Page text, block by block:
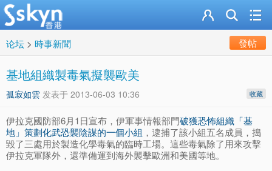
论坛 > 時事新聞 發帖
基地組織製毒氣擬襲歐美
收藏
孤寂如雲 发表于 2013-06-03 10:36
伊拉克國防部6月1日宣布，伊軍事情報部門破獲恐怖組織「基
地」策劃化武恐襲陰謀的一個小組 ，逮捕了該小組五名成員，搗
毀了三處用於製造化學毒氣的臨時工場。這些毒氣除了用來攻擊
伊拉克軍隊外，還準備運到海外襲擊歐洲和美國等地。